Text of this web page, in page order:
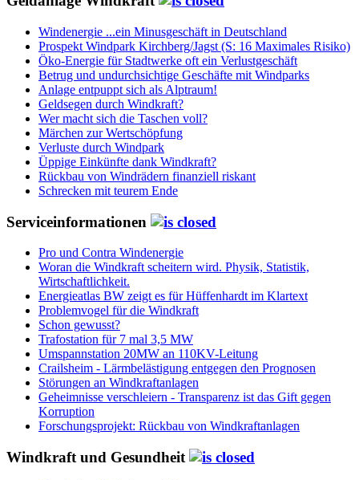
Windenergie ...ein Minusgeschäft in Deutschland
Prospekt Windpark Kirchberg/Jagst (S: 16 Maximales Risiko)
Öko-Energie für Stadtwerke oft ein Verlustgeschäft
Betrug und undurchsichtige Geschäfte mit Windparks
Anlage entpuppt sich als Alptraum!
Geldsegen durch Windkraft?
Wer macht sich die Taschen voll?
Märchen zur Wertschöpfung
Verluste durch Windpark
Üppige Einkünfte dank Windkraft?
Rückbau von Windrädern finanziell riskant
Schrecken mit teurem Ende
Serviceinformationen
Pro und Contra Windenergie
Woran die Windkraft scheitern wird. Physik, Statistik,
Wirtschaftlichkeit.
Energieatlas BW zeigt es für Hüffenhardt im Klartext
Problemvogel für die Windkraft
Schon gewusst?
Trafostation für 7 mal 3,5 MW
Umspannstation 20MW an 110KV-Leitung
Crailsheim - Lärmbelästigung entgegen den Prognosen
Störungen an Windkraftanlagen
Geheimnisse verschleiern - Transparenz ist das Gift gegen
Korruption
Forschungsprojekt: Rückbau von Windkraftanlagen
Windkraft und Gesundheit